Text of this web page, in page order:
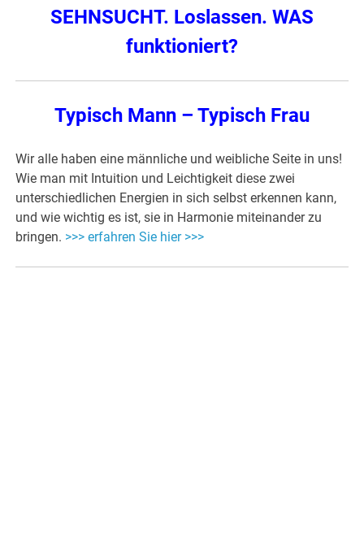
SEHNSUCHT. Loslassen. WAS
funktioniert?
Typisch Mann – Typisch Frau
Wir alle haben eine männliche und weibliche Seite in uns!
Wie man mit Intuition und Leichtigkeit diese zwei
unterschiedlichen Energien in sich selbst erkennen kann,
und wie wichtig es ist, sie in Harmonie miteinander zu
bringen. >>> erfahren Sie hier >>>